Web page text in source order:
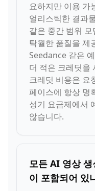
요하지만 이용 가
얼리스틱한 결과
같은 중간 범위
탁월한 품질을 제
Seedance 같은
더 적은 크레딧을
크레딧 비용은 요
페이스에 항상 명
성기 요금제에서
않습니다.
모든 AI 영상
이 포함되어 있